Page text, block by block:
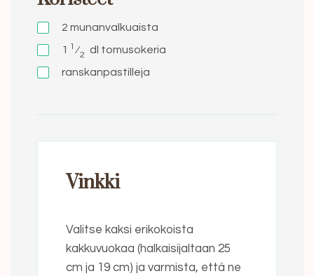
2 munanvalkuaista
1 1 ⁄2 dl tomusokeria
ranskanpastilleja
Vinkki
Valitse kaksi erikokoista
kakkuvuokaa (halkaisijaltaan 25
cm ja 19 cm) ja varmista, että ne